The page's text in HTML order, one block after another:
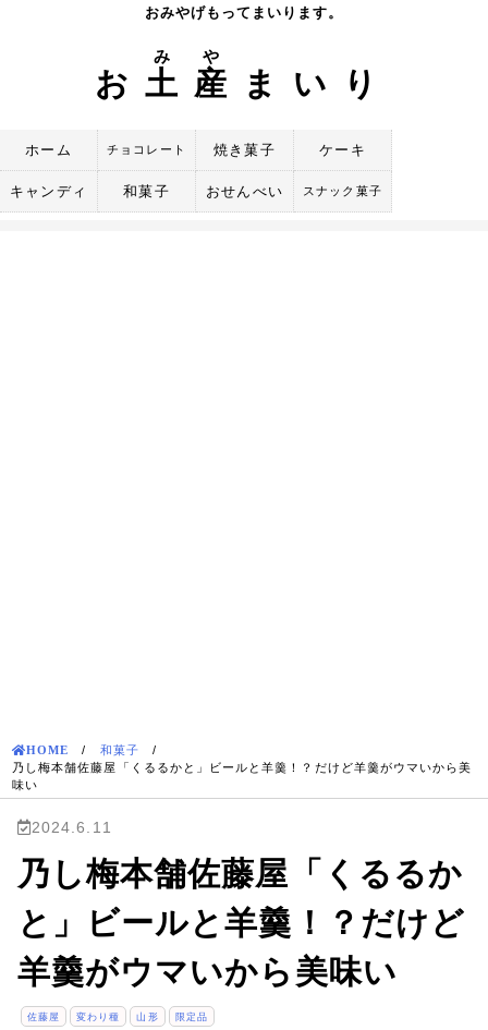
おみやげもってまいります。
お 土
み
産
や
まいり
ホーム チョコレート 焼き菓子 ケーキ
キャンディ 和菓子 おせんべい スナック菓子
HOME / 和菓子 /
乃し梅本舗佐藤屋「くるるかと」ビールと羊羹！？だけど羊羹がウマいから美
味い
2024.6.11
乃し梅本舗佐藤屋「くるるか
と」ビールと羊羹！？だけど
羊羹がウマいから美味い
佐藤屋 変わり種 山形 限定品